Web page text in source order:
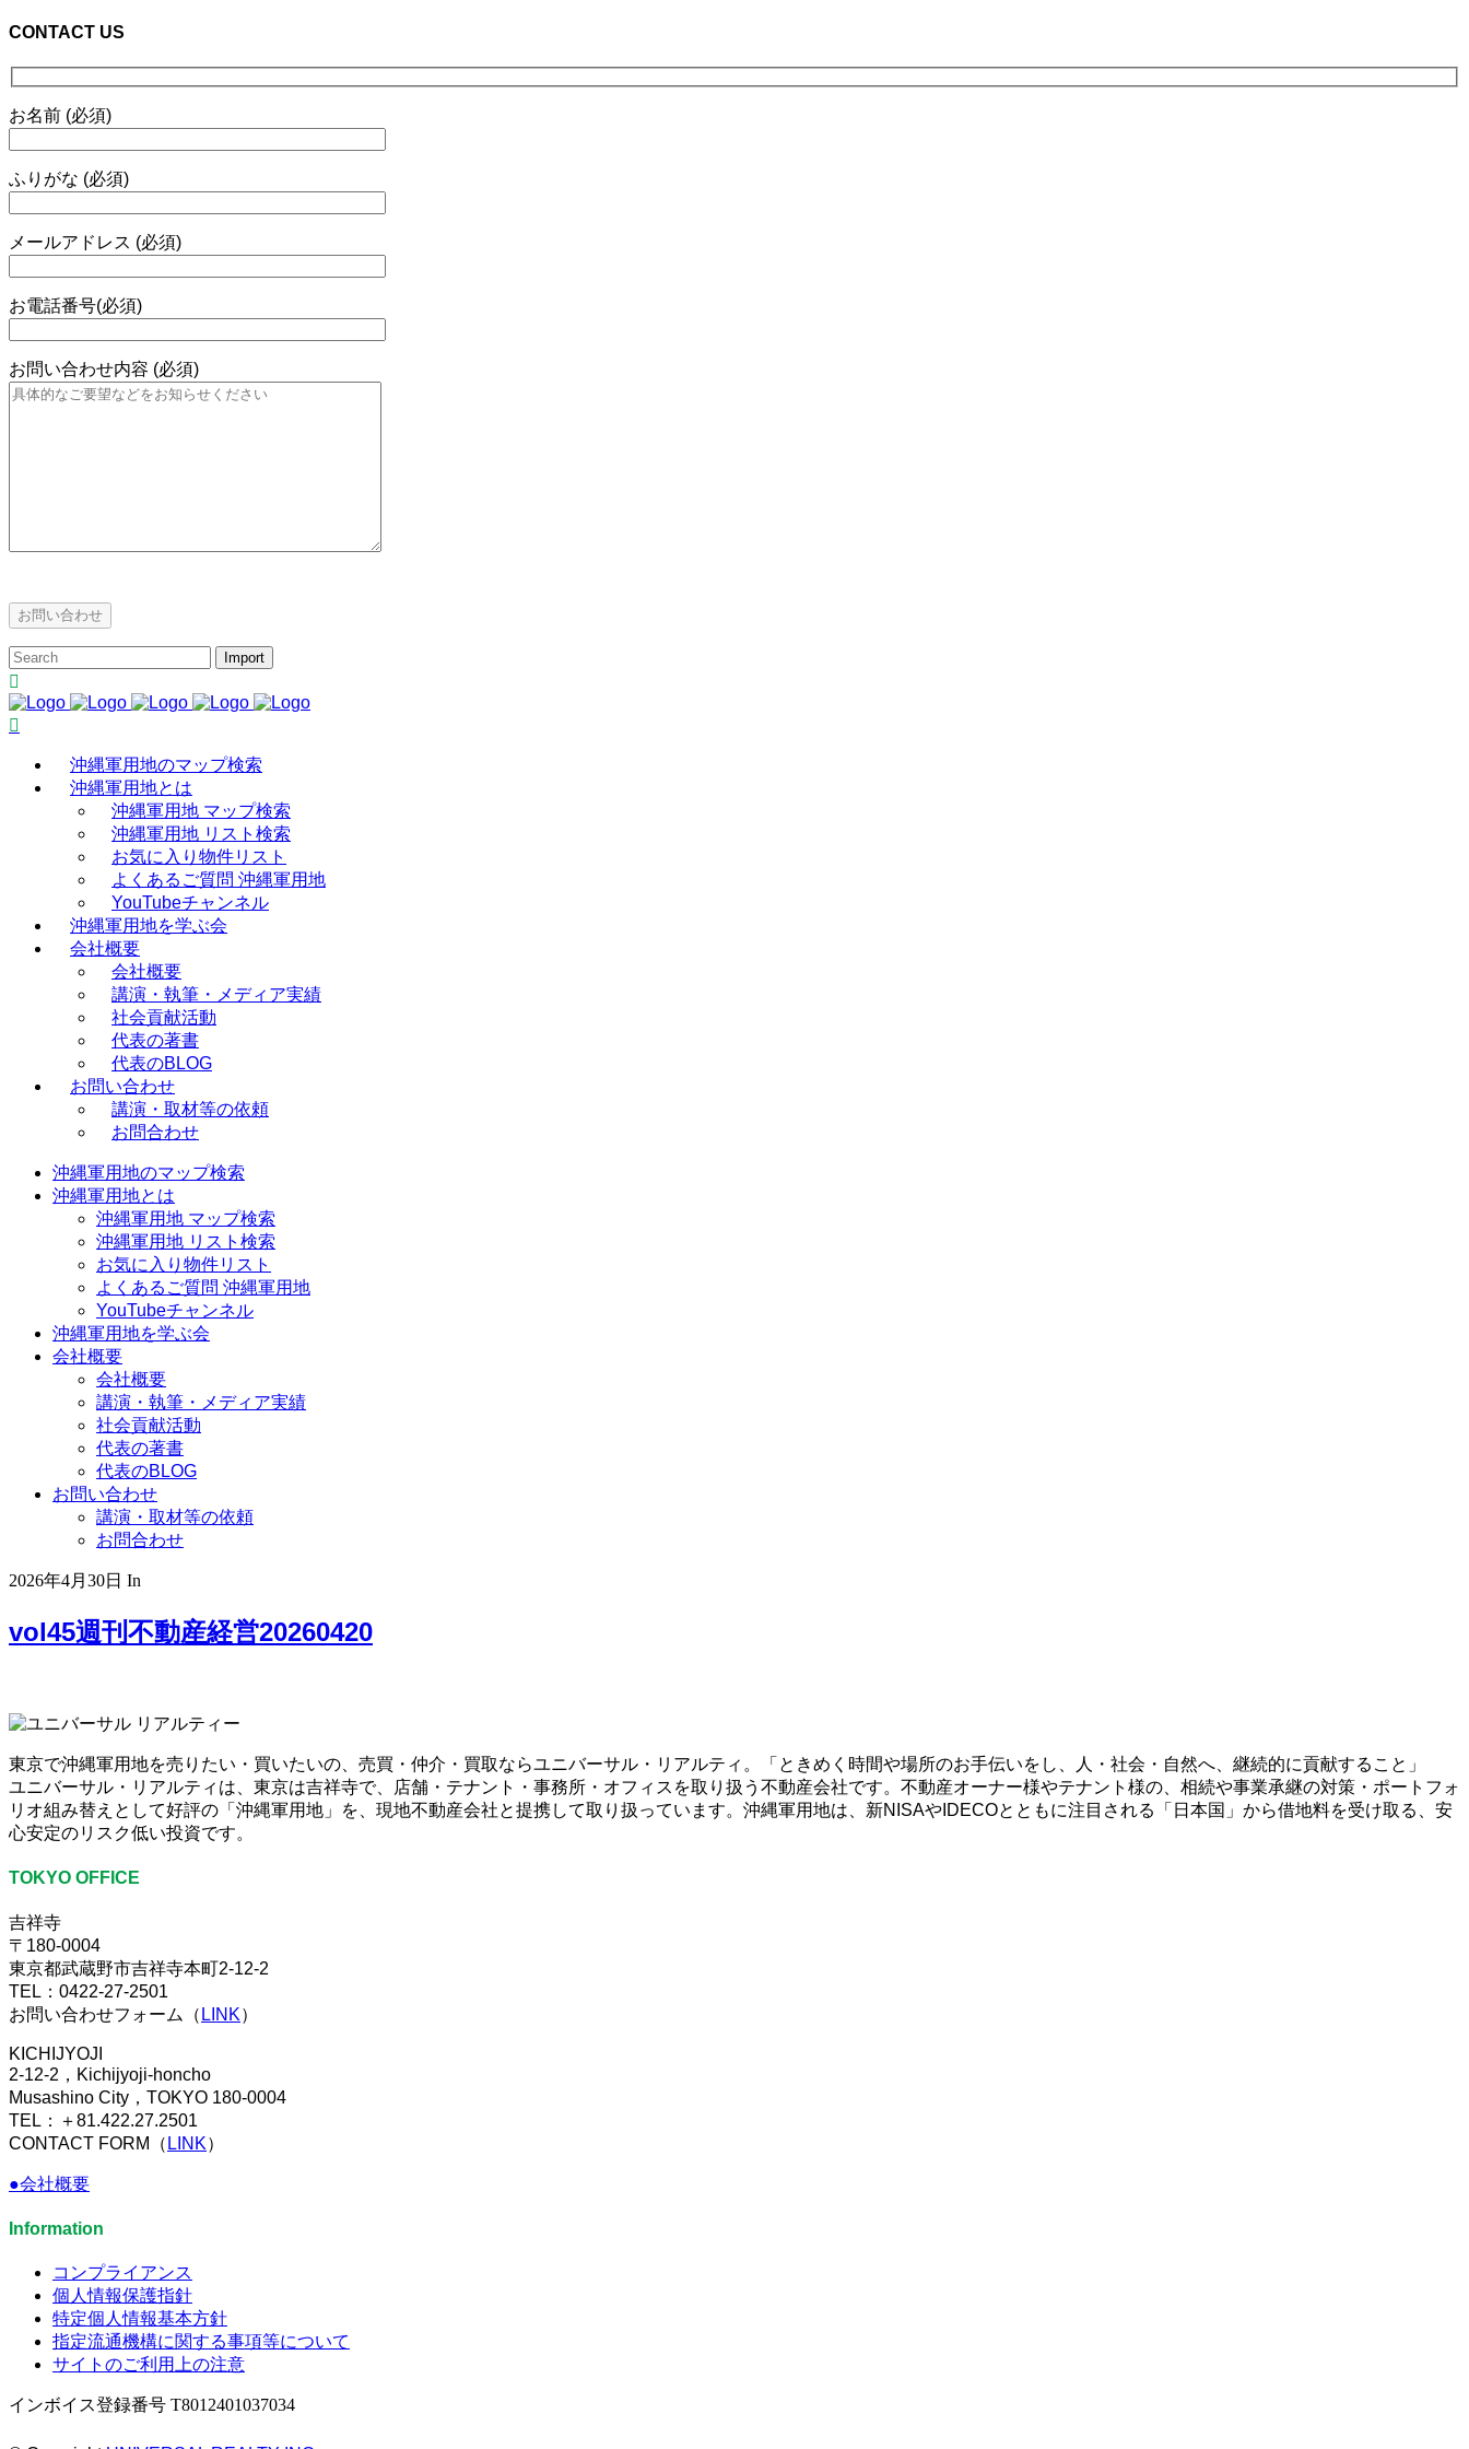
CONTACT US
お名前 (必須)
ふりがな (必須)
メールアドレス (必須)
お電話番号(必須)
お問い合わせ内容 (必須)
沖縄軍用地のマップ検索
沖縄軍用地とは
沖縄軍用地 マップ検索
沖縄軍用地 リスト検索
お気に入り物件リスト
よくあるご質問 沖縄軍用地
YouTubeチャンネル
沖縄軍用地を学ぶ会
会社概要
会社概要
講演・執筆・メディア実績
社会貢献活動
代表の著書
代表のBLOG
お問い合わせ
講演・取材等の依頼
お問合わせ
沖縄軍用地のマップ検索
沖縄軍用地とは
沖縄軍用地 マップ検索
沖縄軍用地 リスト検索
お気に入り物件リスト
よくあるご質問 沖縄軍用地
YouTubeチャンネル
沖縄軍用地を学ぶ会
会社概要
会社概要
講演・執筆・メディア実績
社会貢献活動
代表の著書
代表のBLOG
お問い合わせ
講演・取材等の依頼
お問合わせ
2026年4月30日 In
vol45週刊不動産経営20260420
東京で沖縄軍用地を売りたい・買いたいの、売買・仲介・買取ならユニバーサル・リアルティ。「ときめく時間や場所のお手伝いをし、人・社会・自然へ、継続的に貢献すること」
ユニバーサル・リアルティは、東京は吉祥寺で、店舗・テナント・事務所・オフィスを取り扱う不動産会社です。不動産オーナー様やテナント様の、相続や事業承継の対策・ポートフォ
リオ組み替えとして好評の「沖縄軍用地」を、現地不動産会社と提携して取り扱っています。沖縄軍用地は、新NISAやIDECOとともに注目される「日本国」から借地料を受け取る、安
心安定のリスク低い投資です。
TOKYO OFFICE
吉祥寺
〒180-0004
東京都武蔵野市吉祥寺本町2-12-2
TEL：0422-27-2501
お問い合わせフォーム（ LINK）
KICHIJYOJI
2-12-2，Kichijyoji-honcho
Musashino City，TOKYO 180-0004
TEL：＋81.422.27.2501
CONTACT FORM（ LINK）
●会社概要
Information
コンプライアンス
個人情報保護指針
特定個人情報基本方針
指定流通機構に関する事項等について
サイトのご利用上の注意
インボイス登録番号 T8012401037034